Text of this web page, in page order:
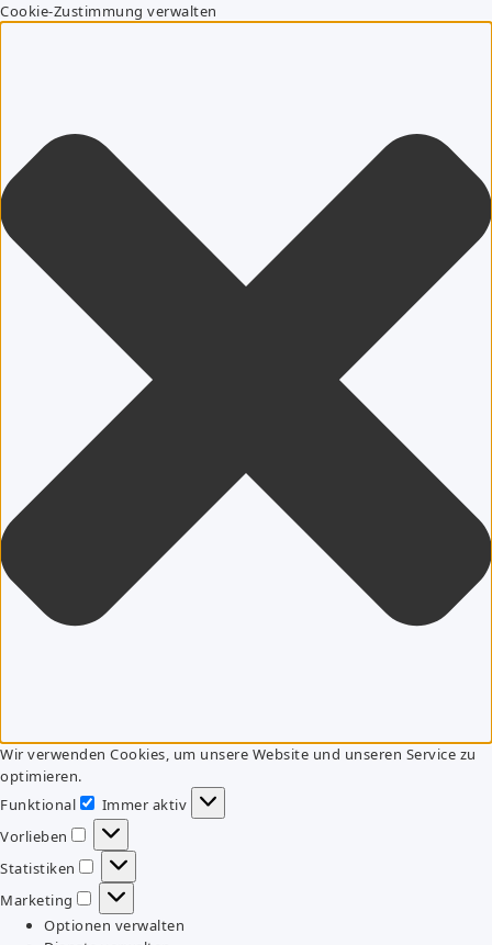
Cookie-Zustimmung verwalten
Wir verwenden Cookies, um unsere Website und unseren Service zu
optimieren.
Funktional
Funktional
Immer aktiv
Vorlieben
Vorlieben
Statistiken
Statistiken
Marketing
Marketing
Optionen verwalten